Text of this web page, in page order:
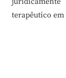
terapêutico em